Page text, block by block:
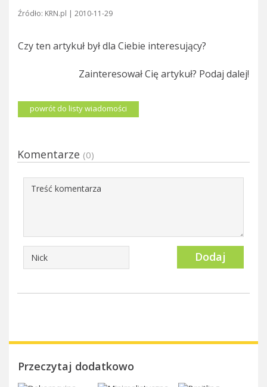
Źródło: KRN.pl | 2010-11-29
Czy ten artykuł był dla Ciebie interesujący?
Zainteresował Cię artykuł? Podaj dalej!
powrót do listy wiadomości
Komentarze (0)
Dodaj
Przeczytaj dodatkowo